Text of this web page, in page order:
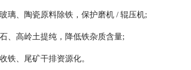
璃、陶瓷原料除铁，保护磨机 / 辊压机;
、高岭土提纯，降低铁杂质含量;
铁、尾矿干排资源化。